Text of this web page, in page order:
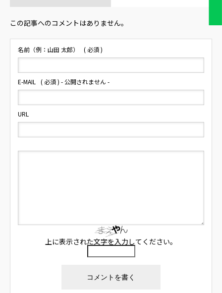
この記事へのコメントはありません。
名前（例：山田 太郎） ( 必須 )
E-MAIL ( 必須 ) - 公開されません -
URL
上に表示された文字を入力してください。